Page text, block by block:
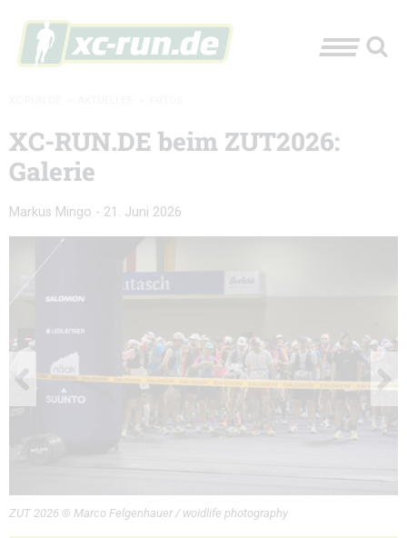
XC-RUN.DE beim ZUT2026:
Galerie
Markus Mingo - 21. Juni 2026
ZUT 2026 © Marco Felgenhauer / woidlife photography